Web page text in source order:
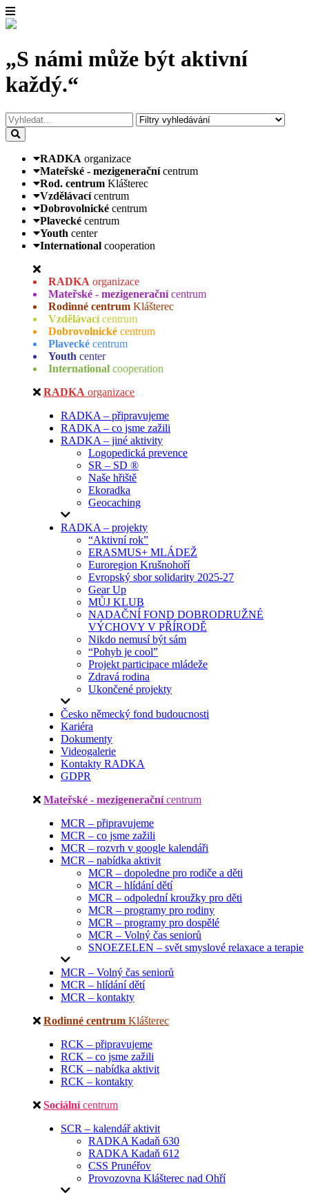
„S námi může být aktivní
každý.“
RADKA organizace
Mateřské - mezigenerační centrum
Rod. centrum Klášterec
Vzdělávací centrum
Dobrovolnické centrum
Plavecké centrum
Youth center
International cooperation
RADKA organizace
Mateřské - mezigenerační centrum
Rodinné centrum Klášterec
Vzdělávací centrum
Dobrovolnické centrum
Plavecké centrum
Youth center
International cooperation
RADKA organizace
RADKA – připravujeme
RADKA – co jsme zažili
RADKA – jiné aktivity
Logopedická prevence
SR – SD ®
Naše hřiště
Ekoradka
Geocaching
RADKA – projekty
“Aktivní rok”
ERASMUS+ MLÁDEŽ
Euroregion Krušnohoří
Evropský sbor solidarity 2025-27
Gear Up
MŮJ KLUB
NADAČNÍ FOND DOBRODRUŽNÉ
VÝCHOVY V PŘÍRODĚ
Nikdo nemusí být sám
“Pohyb je cool”
Projekt participace mládeže
Zdravá rodina
Ukončené projekty
Česko německý fond budoucnosti
Kariéra
Dokumenty
Videogalerie
Kontakty RADKA
GDPR
Mateřské - mezigenerační centrum
MCR – připravujeme
MCR – co jsme zažili
MCR – rozvrh v google kalendáři
MCR – nabídka aktivit
MCR – dopoledne pro rodiče a děti
MCR – hlídání dětí
MCR – odpolední kroužky pro děti
MCR – programy pro rodiny
MCR – programy pro dospělé
MCR – Volný čas seniorů
SNOEZELEN – svět smyslové relaxace a terapie
MCR – Volný čas seniorů
MCR – hlídání dětí
MCR – kontakty
Rodinné centrum Klášterec
RCK – připravujeme
RCK – co jsme zažili
RCK – nabídka aktivit
RCK – kontakty
Sociální centrum
SCR – kalendář aktivit
RADKA Kadaň 630
RADKA Kadaň 612
CSS Prunéřov
Provozovna Klášterec nad Ohří